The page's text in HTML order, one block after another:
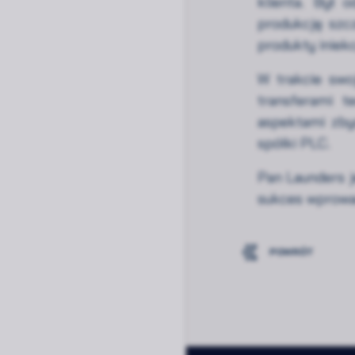
produkcję
produkty
W trakcie
transferami
aspektami
spółki PLC.
Pan Launders
sukces
POWRÓT